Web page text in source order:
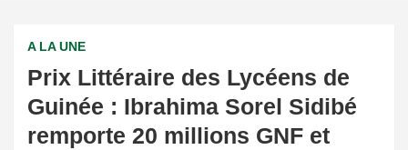
A LA UNE
Prix Littéraire des Lycéens de
Guinée : Ibrahima Sorel Sidibé
remporte 20 millions GNF et